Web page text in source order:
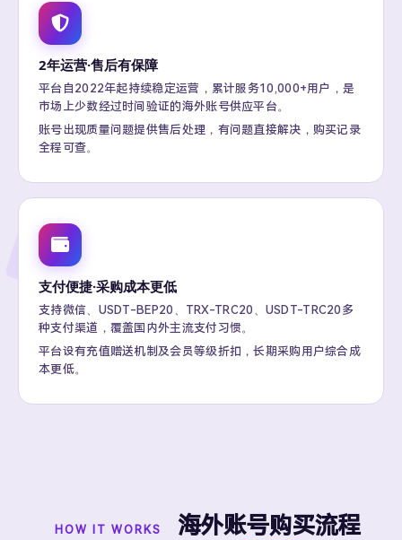
2年运营·售后有保障
平台自2022年起持续稳定运营，累计服务10,000+用户，是
市场上少数经过时间验证的海外账号供应平台。
账号出现质量问题提供售后处理，有问题直接解决，购买记录
全程可查。
支付便捷·采购成本更低
支持微信、USDT-BEP20、TRX-TRC20、USDT-TRC20多
种支付渠道，覆盖国内外主流支付习惯。
平台设有充值赠送机制及会员等级折扣，长期采购用户综合成
本更低。
HOW IT WORKS 海外账号购买流程